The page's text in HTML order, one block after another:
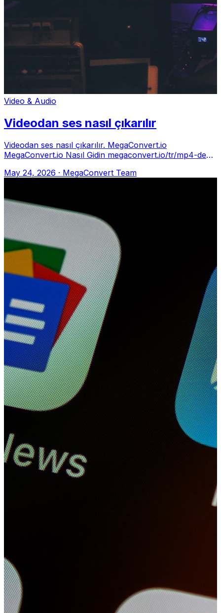
Video & Audio
Videodan ses nasıl çıkarılır
Videodan ses nasıl çıkarılır. MegaConvert.io
MegaConvert.io Nasıl Gidin megaconvert.io/tr/mp4-den-
May 24, 2026 · MegaConvert Team